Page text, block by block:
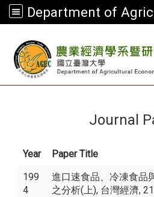
Journal
Year
Paper Title
199
4
進口速食品、冷凍食品
之分析(上), 台灣經濟,